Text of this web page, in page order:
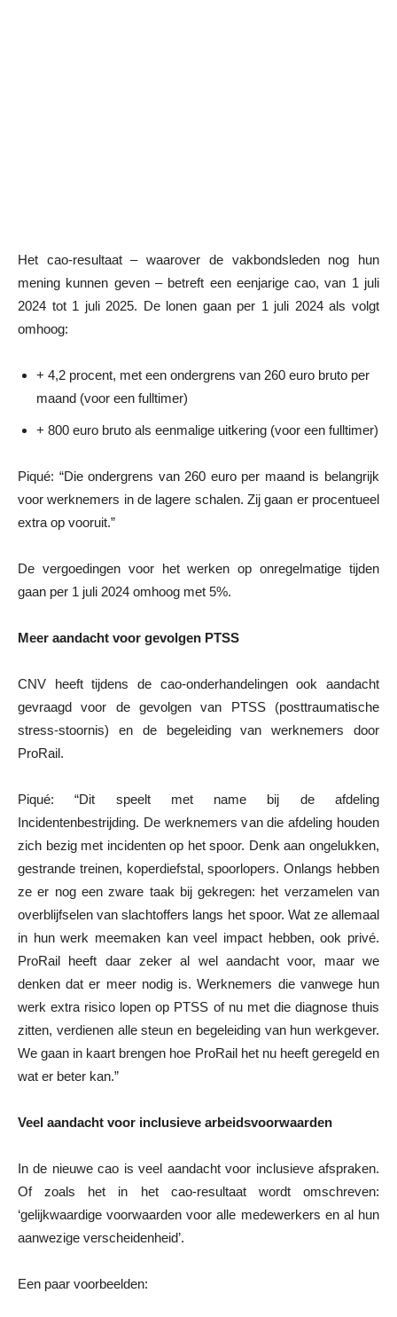
Het cao-resultaat – waarover de vakbondsleden nog hun
mening kunnen geven – betreft een eenjarige cao, van 1 juli
2024 tot 1 juli 2025. De lonen gaan per 1 juli 2024 als volgt
omhoog:
+ 4,2 procent, met een ondergrens van 260 euro bruto per
maand (voor een fulltimer)
+ 800 euro bruto als eenmalige uitkering (voor een fulltimer)
Piqué: “Die ondergrens van 260 euro per maand is belangrijk
voor werknemers in de lagere schalen. Zij gaan er procentueel
extra op vooruit.”
De vergoedingen voor het werken op onregelmatige tijden
gaan per 1 juli 2024 omhoog met 5%.
Meer aandacht voor gevolgen PTSS
CNV heeft tijdens de cao-onderhandelingen ook aandacht
gevraagd voor de gevolgen van PTSS (posttraumatische
stress-stoornis) en de begeleiding van werknemers door
ProRail.
Piqué: “Dit speelt met name bij de afdeling
Incidentenbestrijding. De werknemers van die afdeling houden
zich bezig met incidenten op het spoor. Denk aan ongelukken,
gestrande treinen, koperdiefstal, spoorlopers. Onlangs hebben
ze er nog een zware taak bij gekregen: het verzamelen van
overblijfselen van slachtoffers langs het spoor. Wat ze allemaal
in hun werk meemaken kan veel impact hebben, ook privé.
ProRail heeft daar zeker al wel aandacht voor, maar we
denken dat er meer nodig is. Werknemers die vanwege hun
werk extra risico lopen op PTSS of nu met die diagnose thuis
zitten, verdienen alle steun en begeleiding van hun werkgever.
We gaan in kaart brengen hoe ProRail het nu heeft geregeld en
wat er beter kan.”
Veel aandacht voor inclusieve arbeidsvoorwaarden
In de nieuwe cao is veel aandacht voor inclusieve afspraken.
Of zoals het in het cao-resultaat wordt omschreven:
‘gelijkwaardige voorwaarden voor alle medewerkers en al hun
aanwezige verscheidenheid’.
Een paar voorbeelden: